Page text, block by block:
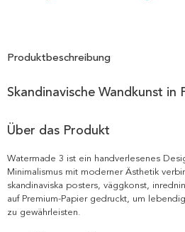
Produktbeschreibung
Skandinavische Wandkunst in
Über das Produkt
Watermade 3 ist ein handverlesenes
Minimalismus mit moderner Ästhetik
skandinaviska posters, väggkonst,
auf Premium-Papier gedruckt, um
zu gewährleisten.